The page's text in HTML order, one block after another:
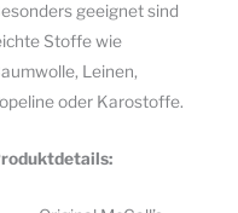
geeignet sind
Stoffe wie
Leinen,
oder Karostoffe.